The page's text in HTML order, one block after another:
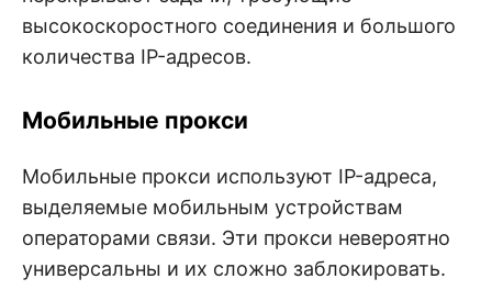
высокоскоростного соединения и большого
количества IP-адресов.
Мобильные прокси
Мобильные прокси используют IP-адреса,
выделяемые мобильным устройствам
операторами связи. Эти прокси невероятно
универсальны и их сложно заблокировать.